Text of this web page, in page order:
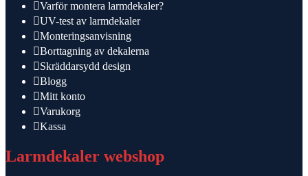
Varför montera larmdekaler?
UV-test av larmdekaler
Monteringsanvisning
Borttagning av dekalerna
Skräddarsydd design
Blogg
Mitt konto
Varukorg
Kassa
Larmdekaler webshop